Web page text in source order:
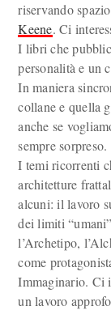
riservando
Keene. Ci
I libri che
personalità e un
In maniera
collane e quella
anche se
sempre sorpreso.
I temi ricorrenti
architetture
alcuni: il lavoro
dei limiti
l’Archetipo,
come
Immaginario. Ci
un lavoro